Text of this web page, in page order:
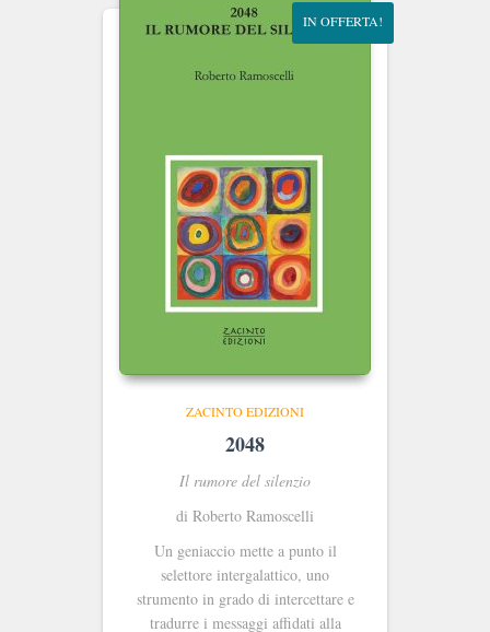
IN OFFERTA!
ZACINTO EDIZIONI
2048
Il rumore del silenzio
di Roberto Ramoscelli
Un geniaccio mette a punto il
selettore intergalattico, uno
strumento in grado di intercettare e
tradurre i messaggi affidati alla